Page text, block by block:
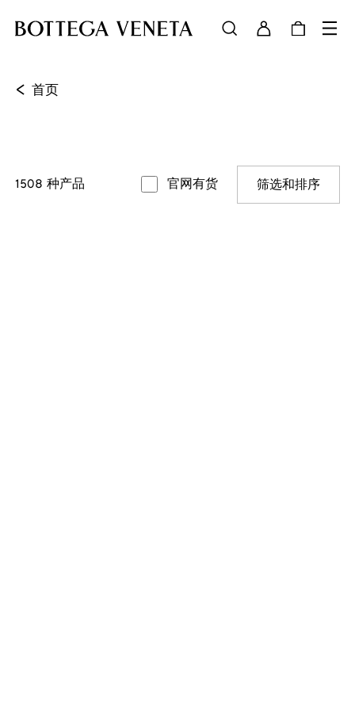
< 首页
1508 种产品 官网有货 筛选和排序